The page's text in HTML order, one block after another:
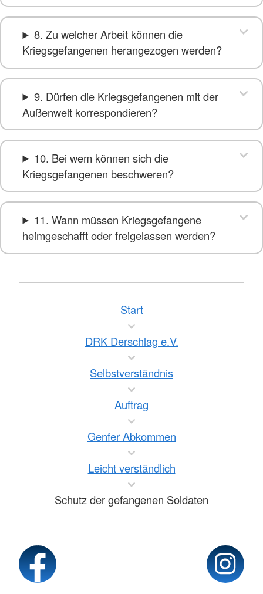
8. Zu welcher Arbeit können die
Kriegsgefangenen herangezogen werden?
9. Dürfen die Kriegsgefangenen mit der
Außenwelt korrespondieren?
10. Bei wem können sich die
Kriegsgefangenen beschweren?
11. Wann müssen Kriegsgefangene
heimgeschafft oder freigelassen werden?
Start
DRK Derschlag e.V.
Selbstverständnis
Auftrag
Genfer Abkommen
Leicht verständlich
Schutz der gefangenen Soldaten